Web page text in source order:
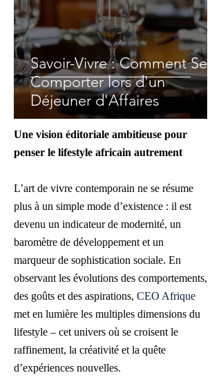
Savoir-Vivre : Comment Se
Comporter lors d'un
Déjeuner d'Affaires
Une vision éditoriale ambitieuse pour
penser le lifestyle africain autrement
L’art de vivre contemporain ne se résume
plus à un simple mode d’existence : il est
devenu un indicateur de modernité, un
baromètre de développement et un
marqueur de sophistication sociale. En
observant les évolutions des comportements,
des goûts et des aspirations, CEO Afrique
met en lumière les multiples dimensions du
lifestyle – cet univers où se croisent le
raffinement, la créativité et la quête
d’expériences nouvelles.